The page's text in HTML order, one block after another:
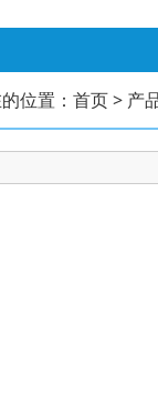
位置： 首页> 产